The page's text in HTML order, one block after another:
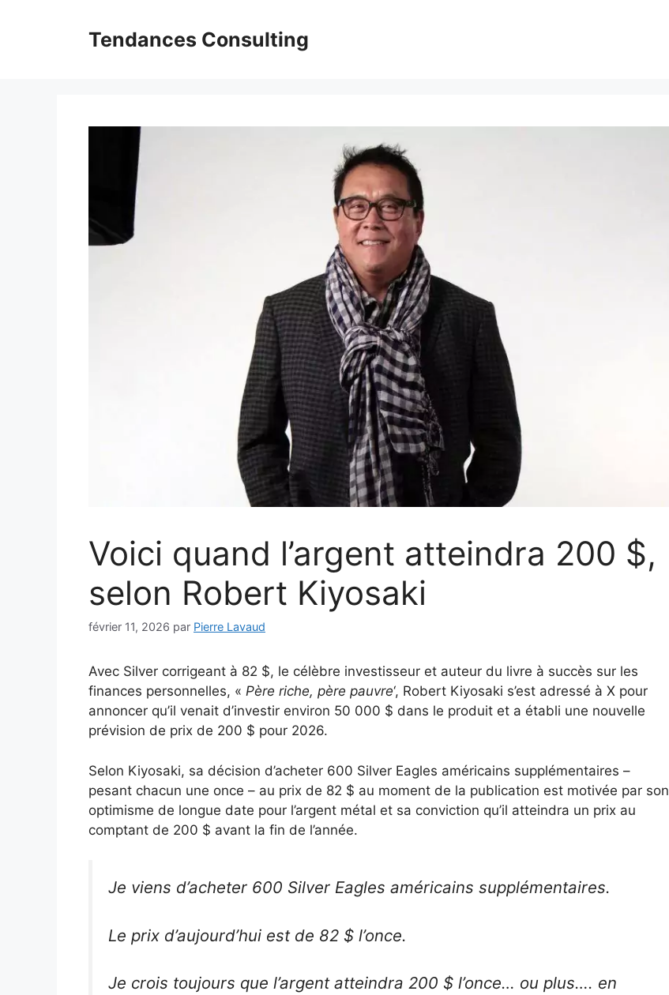
Tendances Consulting
Voici quand l’argent atteindra 200 $,
selon Robert Kiyosaki
février 11, 2026 par Pierre Lavaud
Avec Silver corrigeant à 82 $, le célèbre investisseur et auteur du livre à succès sur les
finances personnelles, « Père riche, père pauvre‘, Robert Kiyosaki s’est adressé à X pour
annoncer qu’il venait d’investir environ 50 000 $ dans le produit et a établi une nouvelle
prévision de prix de 200 $ pour 2026.
Selon Kiyosaki, sa décision d’acheter 600 Silver Eagles américains supplémentaires –
pesant chacun une once – au prix de 82 $ au moment de la publication est motivée par son
optimisme de longue date pour l’argent métal et sa conviction qu’il atteindra un prix au
comptant de 200 $ avant la fin de l’année.
Je viens d’acheter 600 Silver Eagles américains supplémentaires.
Le prix d’aujourd’hui est de 82 $ l’once.
Je crois toujours que l’argent atteindra 200 $ l’once… ou plus…. en